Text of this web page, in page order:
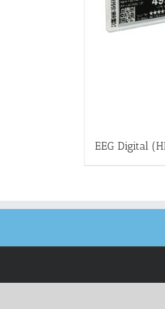
EEG Digital